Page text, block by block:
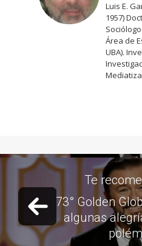
Luis E.
1957)
Área de
UBA).
Previous slide
Te
Steve Jobs, el
mil